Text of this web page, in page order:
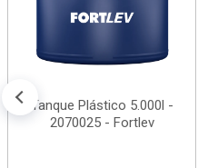
Tanque Plástico 5.000l -
2070025 - Fortlev